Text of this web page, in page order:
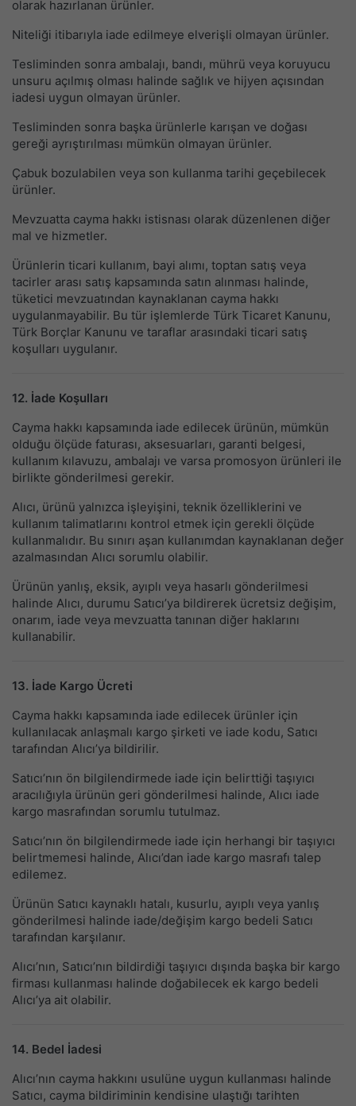
olarak hazırlanan ürünler.
Niteliği itibarıyla iade edilmeye elverişli olmayan ürünler.
Tesliminden sonra ambalajı, bandı, mührü veya koruyucu
unsuru açılmış olması halinde sağlık ve hijyen açısından
iadesi uygun olmayan ürünler.
Tesliminden sonra başka ürünlerle karışan ve doğası
gereği ayrıştırılması mümkün olmayan ürünler.
Çabuk bozulabilen veya son kullanma tarihi geçebilecek
ürünler.
Mevzuatta cayma hakkı istisnası olarak düzenlenen diğer
mal ve hizmetler.
Ürünlerin ticari kullanım, bayi alımı, toptan satış veya
tacirler arası satış kapsamında satın alınması halinde,
tüketici mevzuatından kaynaklanan cayma hakkı
uygulanmayabilir. Bu tür işlemlerde Türk Ticaret Kanunu,
Türk Borçlar Kanunu ve taraflar arasındaki ticari satış
koşulları uygulanır.
12. İade Koşulları
Cayma hakkı kapsamında iade edilecek ürünün, mümkün
olduğu ölçüde faturası, aksesuarları, garanti belgesi,
kullanım kılavuzu, ambalajı ve varsa promosyon ürünleri ile
birlikte gönderilmesi gerekir.
Alıcı, ürünü yalnızca işleyişini, teknik özelliklerini ve
kullanım talimatlarını kontrol etmek için gerekli ölçüde
kullanmalıdır. Bu sınırı aşan kullanımdan kaynaklanan değer
azalmasından Alıcı sorumlu olabilir.
Ürünün yanlış, eksik, ayıplı veya hasarlı gönderilmesi
halinde Alıcı, durumu Satıcı’ya bildirerek ücretsiz değişim,
onarım, iade veya mevzuatta tanınan diğer haklarını
kullanabilir.
13. İade Kargo Ücreti
Cayma hakkı kapsamında iade edilecek ürünler için
kullanılacak anlaşmalı kargo şirketi ve iade kodu, Satıcı
tarafından Alıcı’ya bildirilir.
Satıcı’nın ön bilgilendirmede iade için belirttiği taşıyıcı
aracılığıyla ürünün geri gönderilmesi halinde, Alıcı iade
kargo masrafından sorumlu tutulmaz.
Satıcı’nın ön bilgilendirmede iade için herhangi bir taşıyıcı
belirtmemesi halinde, Alıcı’dan iade kargo masrafı talep
edilemez.
Ürünün Satıcı kaynaklı hatalı, kusurlu, ayıplı veya yanlış
gönderilmesi halinde iade/değişim kargo bedeli Satıcı
tarafından karşılanır.
Alıcı’nın, Satıcı’nın bildirdiği taşıyıcı dışında başka bir kargo
firması kullanması halinde doğabilecek ek kargo bedeli
Alıcı’ya ait olabilir.
14. Bedel İadesi
Alıcı’nın cayma hakkını usulüne uygun kullanması halinde
Satıcı, cayma bildiriminin kendisine ulaştığı tarihten